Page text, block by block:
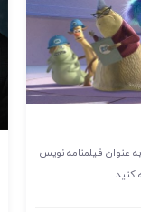
عنوان فیلمنامه نویس
کنید....